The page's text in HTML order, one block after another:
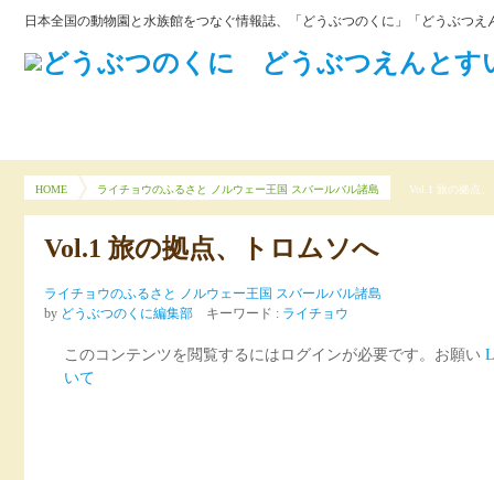
日本全国の動物園と水族館をつなぐ情報誌、「どうぶつのくに」「どうぶつえ
HOME ライチョウのふるさと ノルウェー王国 スバールバル諸島 Vol.1 旅の拠点
Vol.1 旅の拠点、トロムソへ
ライチョウのふるさと ノルウェー王国 スバールバル諸島
by どうぶつのくに編集部 キーワード : ライチョウ
このコンテンツを閲覧するにはログインが必要です。お願い
いて